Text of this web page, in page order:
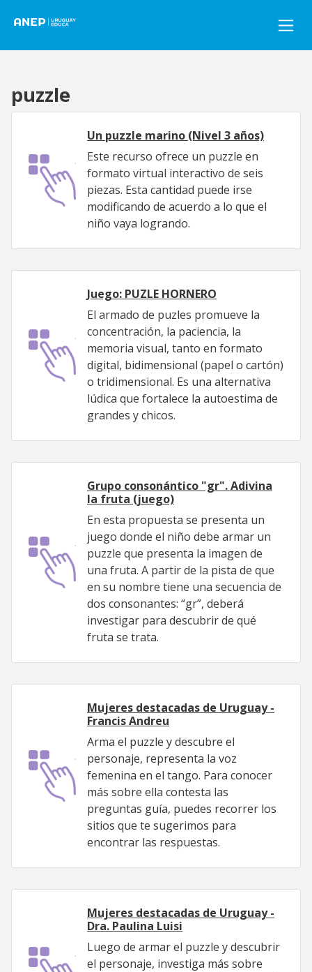
puzzle
Un puzzle marino (Nivel 3 años)
Este recurso ofrece un puzzle en
formato virtual interactivo de seis
piezas. Esta cantidad puede irse
modificando de acuerdo a lo que el
niño vaya logrando.
Juego: PUZLE HORNERO
El armado de puzles promueve la
concentración, la paciencia, la
memoria visual, tanto en formato
digital, bidimensional (papel o cartón)
o tridimensional. Es una alternativa
lúdica que fortalece la autoestima de
grandes y chicos.
Grupo consonántico "gr". Adivina
la fruta (juego)
En esta propuesta se presenta un
juego donde el niño debe armar un
puzzle que presenta la imagen de
una fruta. A partir de la pista de que
en su nombre tiene una secuencia de
dos consonantes: “gr”, deberá
investigar para descubrir de qué
fruta se trata.
Mujeres destacadas de Uruguay -
Francis Andreu
Arma el puzzle y descubre el
personaje, representa la voz
femenina en el tango. Para conocer
más sobre ella contesta las
preguntas guía, puedes recorrer los
sitios que te sugerimos para
encontrar las respuestas.
Mujeres destacadas de Uruguay -
Dra. Paulina Luisi
Luego de armar el puzzle y descubrir
el personaje, investiga más sobre